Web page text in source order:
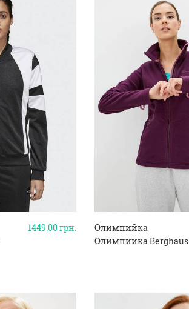
1449.00грн.
Олимпийка
Олимпийка Berghaus